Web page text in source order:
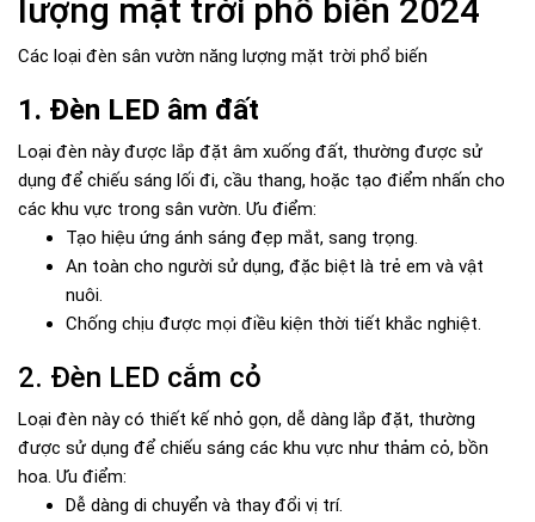
lượng mặt trời phổ biến 2024
Các loại đèn sân vườn năng lượng mặt trời phổ biến
1. Đèn LED âm đất
Loại đèn này được lắp đặt âm xuống đất, thường được sử
dụng để chiếu sáng lối đi, cầu thang, hoặc tạo điểm nhấn cho
các khu vực trong sân vườn. Ưu điểm:
Tạo hiệu ứng ánh sáng đẹp mắt, sang trọng.
An toàn cho người sử dụng, đặc biệt là trẻ em và vật
nuôi.
Chống chịu được mọi điều kiện thời tiết khắc nghiệt.
2. Đèn LED cắm cỏ
Loại đèn này có thiết kế nhỏ gọn, dễ dàng lắp đặt, thường
được sử dụng để chiếu sáng các khu vực như thảm cỏ, bồn
hoa. Ưu điểm:
Dễ dàng di chuyển và thay đổi vị trí.